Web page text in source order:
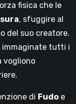
fisica che le
, sfuggire al
del suo creatore.
immaginate tutti i
vogliono
di Fudo e